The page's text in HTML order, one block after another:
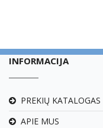
INFORMACIJA
PREKIŲ KATALOGAS
APIE MUS